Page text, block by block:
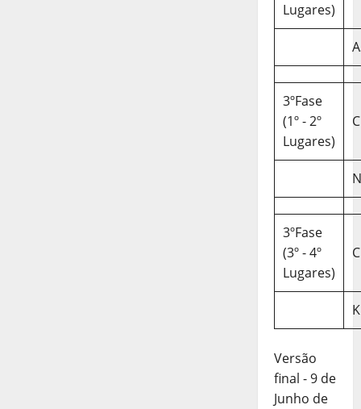
Lugares)
3ºFase
(1º - 2º
Lugares)
3ºFase
(3º - 4º
Lugares)
Versão
final - 9 de
Junho de